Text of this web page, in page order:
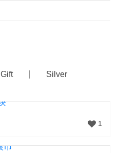
Gift Silver
1